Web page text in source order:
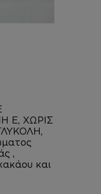
Ε, ΧΩΡΙΣ
,
και